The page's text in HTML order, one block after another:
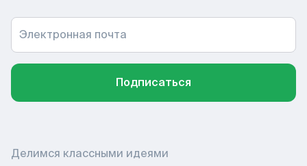
Электронная почта
Подписаться
Делимся классными идеями